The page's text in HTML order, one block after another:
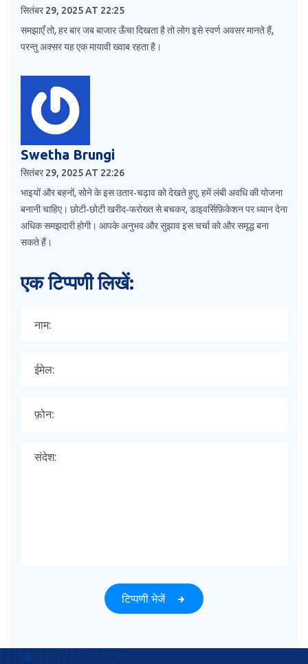
सितंबर 29, 2025 AT 22:25
समझाएँ तो, हर बार जब बाजार ऊँचा दिखता है तो लोग इसे स्वर्ण अवसर मानते हैं,
परन्तु अक्सर यह एक मायावी ख्वाब रहता है।
Swetha Brungi
सितंबर 29, 2025 AT 22:26
भाइयों और बहनों, सोने के इस उतार‑चढ़ाव को देखते हुए, हमें लंबी अवधि की योजना
बनानी चाहिए। छोटी‑छोटी खरीद‑फरोख्त से बचकर, डाइवर्सिफ़िकेशन पर ध्यान देना
अधिक समझदारी होगी। आपके अनुभव और सुझाव इस चर्चा को और समृद्ध बना
सकते हैं।
एक टिप्पणी लिखें:
टिप्पणी भेजें